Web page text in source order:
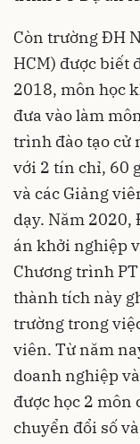
Còn trường ĐH
HCM) được biết
2018, môn học
đưa vào làm
trình đào tạo cử
với 2 tín chỉ, 60
và các Giảng
dạy. Năm 2020,
án khởi nghiệp
Chương trình
thành tích này
trường trong
viên. Từ năm
doanh nghiệp
được học 2
chuyển đổi số